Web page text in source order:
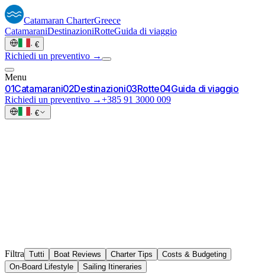
Catamaran CharterGreece
CatamaraniDestinazioniRotteGuida di viaggio
· €
Richiedi un preventivo →
Menu
01Catamarani02Destinazioni03Rotte04Guida di viaggio
Richiedi un preventivo →+385 91 3000 009
· €
Filtra Tutti Boat Reviews Charter Tips
Costs & Budgeting
On-Board Lifestyle
Sailing Itineraries